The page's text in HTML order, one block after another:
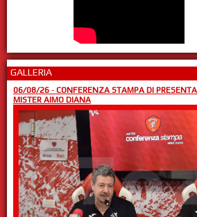
GALLERIA
06/08/26- CONFERENZA STAMPA DI
MISTER AIMO DIANA